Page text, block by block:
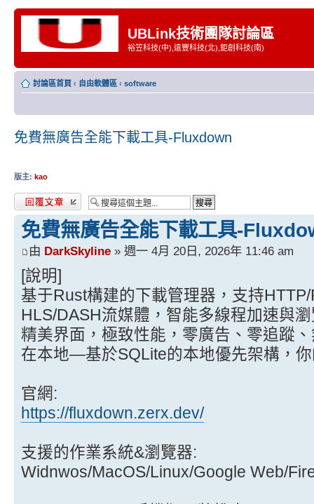
UBLink技術團隊討論區
裕笠科技(中),遠豐科技(北),鉅創科技(南)
討論區首頁 ‹ 自由軟體區 ‹ software
免費無廣告全能下載工具-Fluxdown
版主: kao
發表回覆
免費無廣告全能下載工具-
由 DarkSkyline » 週一 4月 20日, 2026年 11:46 am
[說明]
基于Rust構建的下載管理器，支持
HLS/DASH流媒體，智能多線程加速與
精美界面，極致性能，零廣告、零追蹤
在本地—基於SQLite的本地優先架構，
官網:
https://fluxdown.zerx.dev/
支援的作業系統&瀏覽器:
Widnwos/MacOS/Linux/Google Web/